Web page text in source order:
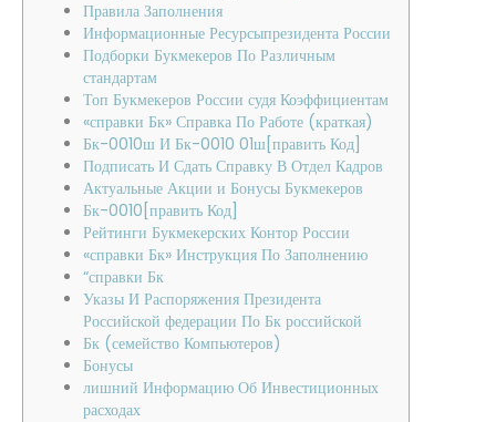
Правила Заполнения
Информационные Ресурсыпрезидента России
Подборки Букмекеров По Различным
стандартам
Топ Букмекеров России судя Коэффициентам
«справки Бк» Справка По Работе (краткая)
Бк-0010ш И Бк-0010 01ш[править Код]
Подписать И Сдать Справку В Отдел Кадров
Актуальные Акции и Бонусы Букмекеров
Бк-0010[править Код]
Рейтинги Букмекерских Контор России
«справки Бк» Инструкция По Заполнению
“справки Бк
Указы И Распоряжения Президента
Российской федерации По Бк российской
Бк (семейство Компьютеров)
Бонусы
лишний Информацию Об Инвестиционных
расходах